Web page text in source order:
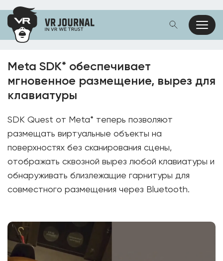
Meta SDK* обеспечивает
мгновенное размещение, вырез для
клавиатуры
SDK Quest от Meta* теперь позволяют
размещать виртуальные объекты на
поверхностях без сканирования сцены,
отображать сквозной вырез любой клавиатуры и
обнаруживать близлежащие гарнитуры для
совместного размещения через Bluetooth.